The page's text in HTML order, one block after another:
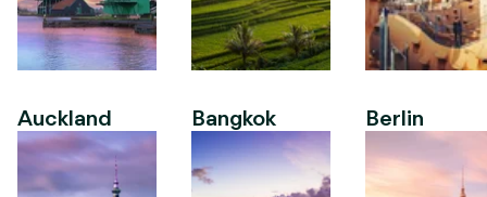
Auckland Bangkok Berlin